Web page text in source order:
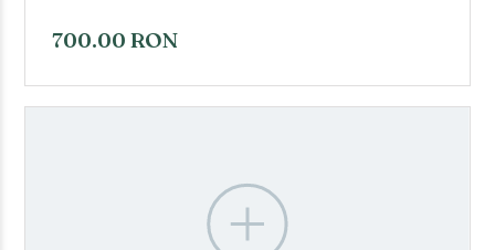
uterine și eliminarea sarcinii. Procedura se
ecografie de evaluare, sub supraveghere medicală.
Ulterior este necesar un control de monitorizare
700.00 RON